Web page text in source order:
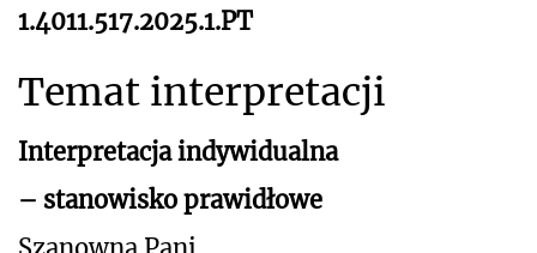
1.4011.517.2025.1.PT
Temat interpretacji
Interpretacja indywidualna
– stanowisko prawidłowe